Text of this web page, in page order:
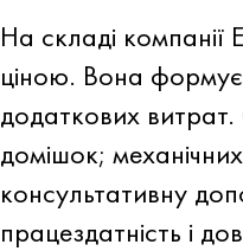
На складі
ціною. Вона
додаткових витрат.
домішок;
консультативну
працездатність і